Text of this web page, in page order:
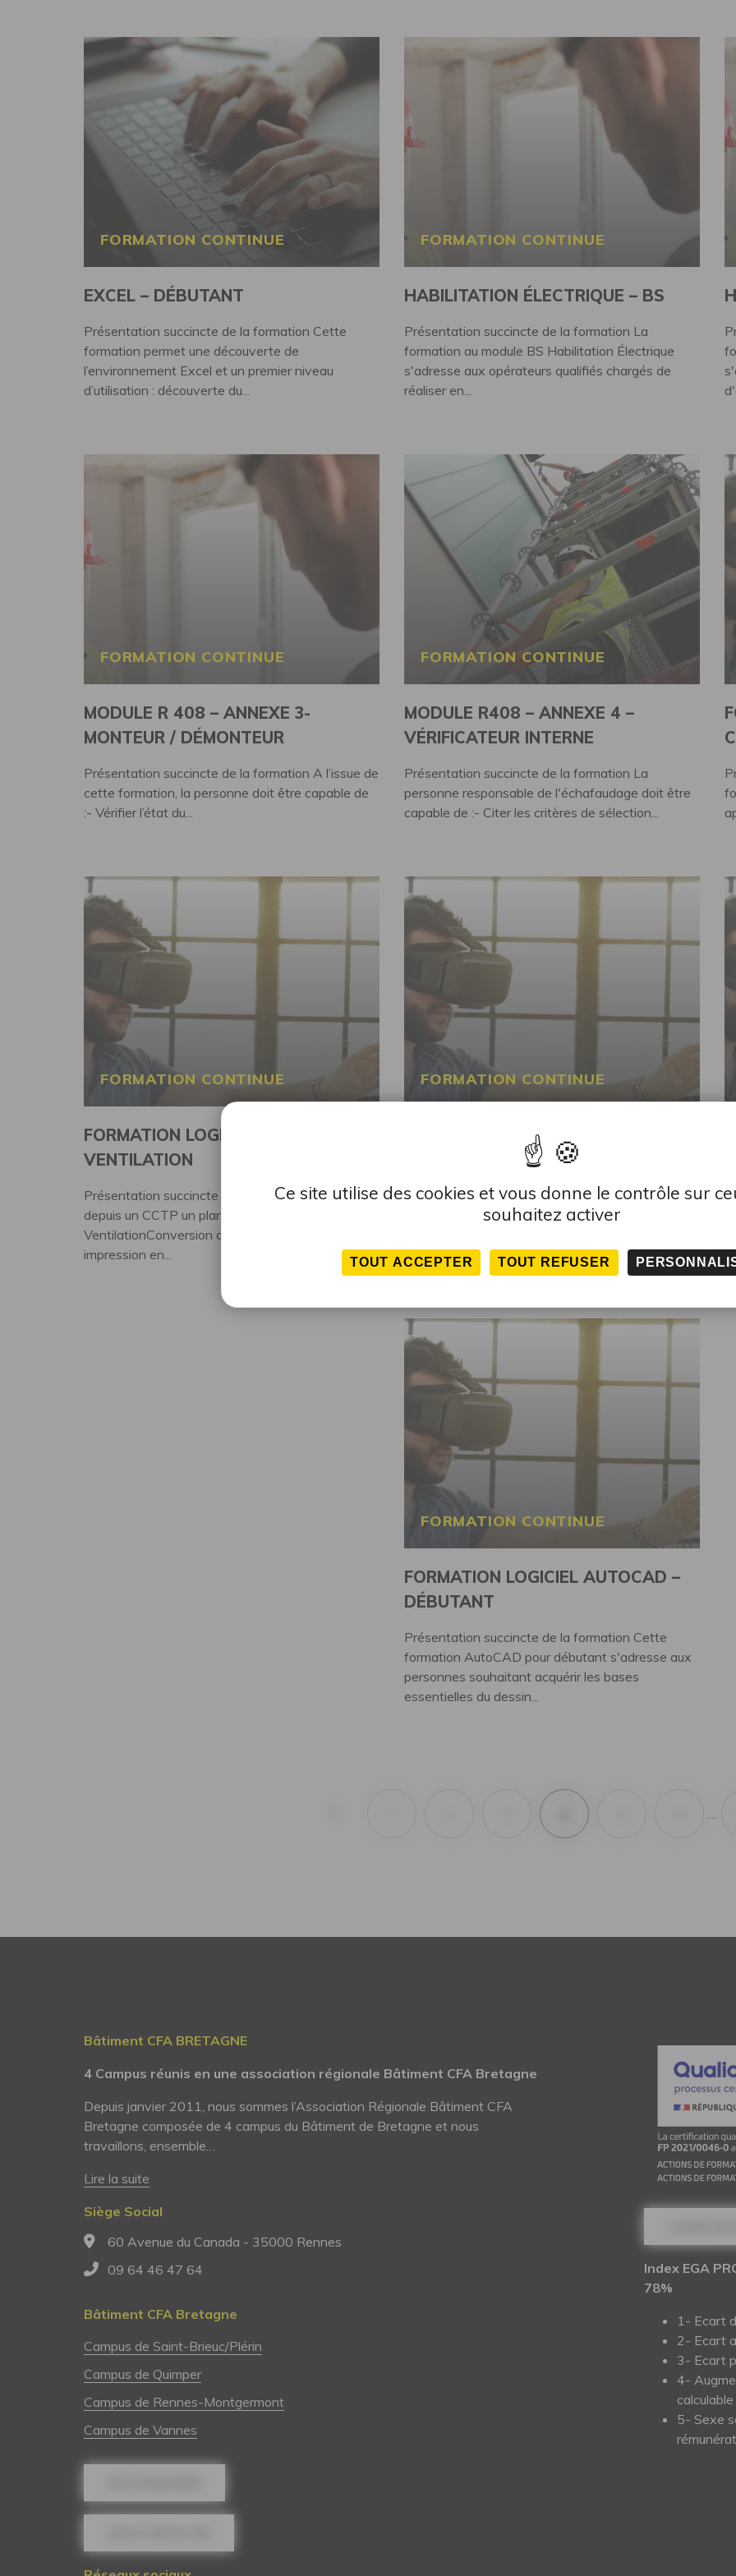
Ce site utilise des cookies et vous donne le contrôle sur
souhaitez activer
TOUT ACCEPTER TOUT REFUSER
FORMATION CONTINUE
EXCEL – DÉBUTANT
Présentation succincte de la formation Cette
formation permet une découverte de
l’environnement Excel et un premier niveau
d’utilisation : découverte du...
FORMATION CONTINUE
HABILITATION ÉLECTRIQUE – BS
Présentation succincte de la formation La
formation au module BS Habilitation Électrique
s'adresse aux opérateurs qualifiés chargés de
réaliser en...
FORMATION CONTINUE
MODULE R 408 – ANNEXE 3-
MONTEUR / DÉMONTEUR
Présentation succincte de la formation A l’issue de
cette formation, la personne doit être capable de
:- Vérifier l’état du...
FORMATION CONTINUE
MODULE R408 – ANNEXE 4 –
VÉRIFICATEUR INTERNE
Présentation succincte de la formation La
personne responsable de l'échafaudage doit être
capable de :- Citer les critères de sélection...
FORMATION CONTINUE
FORMATION LOGICIEL AUTOCAD –
VENTILATION
Présentation succincte de la formation Réaliser
depuis un CCTP un plan d’Exécution
VentilationConversion du plan en .pdf et
impression en...
FORMATION CONTINUE
FORMATION LOGICIEL AUTOCAD –
Présentation succincte de la formation Grâce à la
formation Logiciel Autocad - Plomberie, vous
FORMATION CONTINUE
FORMATION LOGICIEL AUTOCAD –
DÉBUTANT
Présentation succincte de la formation Cette
formation AutoCAD pour débutant s'adresse aux
personnes souhaitant acquérir les bases
essentielles du dessin...
…
Bâtiment CFA BRETAGNE
4 Campus réunis en une association régionale Bâtiment CFA Bretagne
Depuis janvier 2011, nous sommes l’Association Régionale Bâtiment CFA
Bretagne composée de 4 campus du Bâtiment de Bretagne et nous
travaillons, ensemble…
Lire la suite
Siège Social
60 Avenue du Canada - 35000 Rennes
09 64 46 47 64
Bâtiment CFA Bretagne
Campus de Saint-Brieuc/Plérin
Campus de Quimper
Campus de Rennes-Montgermont
Campus de Vannes
Index EGA
78%
1- Ecart
2- Ecart
3- Ecart
4-
calculable
5- Sexe